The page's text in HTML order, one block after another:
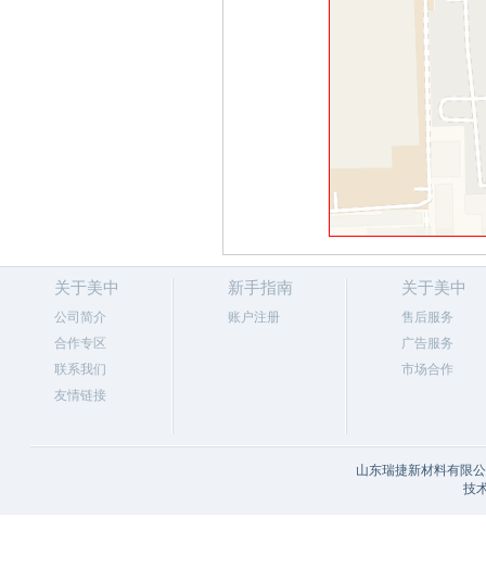
关于美中
公司简介
合作专区
联系我们
友情链接
新手指南
账户注册
关于美中
售后服务
广告服务
市场合作
山东瑞捷新材料有限
技